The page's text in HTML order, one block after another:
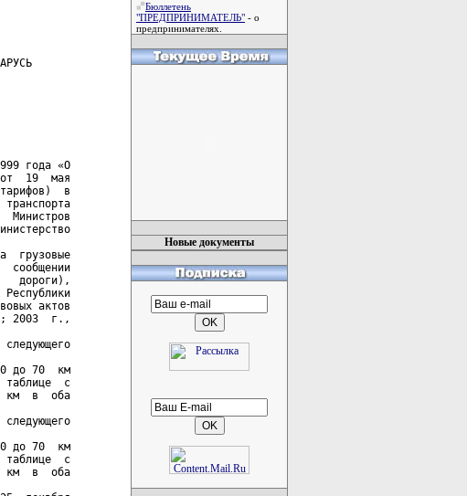
года «О
от  19  мая
в
Министров
грузовые
сообщении
дороги),
актов
2003  г.,
следующего
до 70  км
таблице  с
км  в  оба
следующего
до 70  км
таблице  с
км  в  оба
Бюллетень
"ПРЕДПРИНИМАТЕЛЬ" - о
предпринимателях.
Новые документы